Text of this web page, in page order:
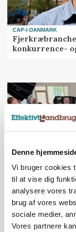
Denne
Vi bruger cookies
til at vise dig
analysere vores
brug af vores
sociale medier,
Vores partnere
CAP-I-DANMARK
konkurrence-
BUSINESS
Ejer eller
landbrugets